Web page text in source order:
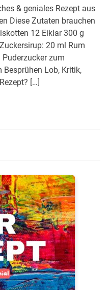
& geniales Rezept aus
Diese Zutaten brauchen
12 Eiklar 300 g
20 ml Rum
zum
Besprühen Lob, Kritik,
[…]